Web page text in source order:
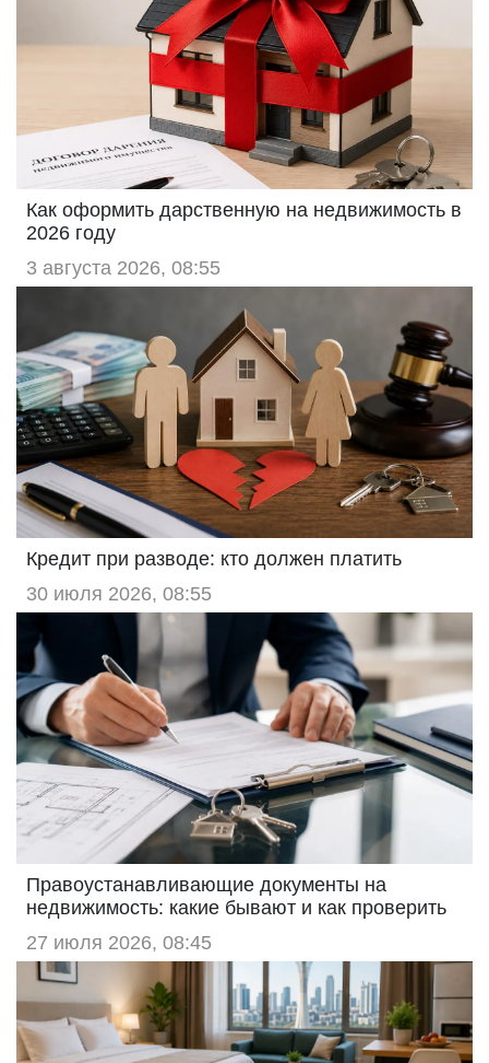
Как оформить дарственную на недвижимость в
2026 году
3 августа 2026, 08:55
Кредит при разводе: кто должен платить
30 июля 2026, 08:55
Правоустанавливающие документы на
недвижимость: какие бывают и как проверить
27 июля 2026, 08:45